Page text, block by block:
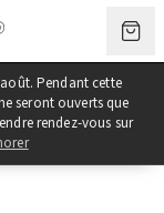
Pendant cette
seront ouverts que
rendez-vous sur